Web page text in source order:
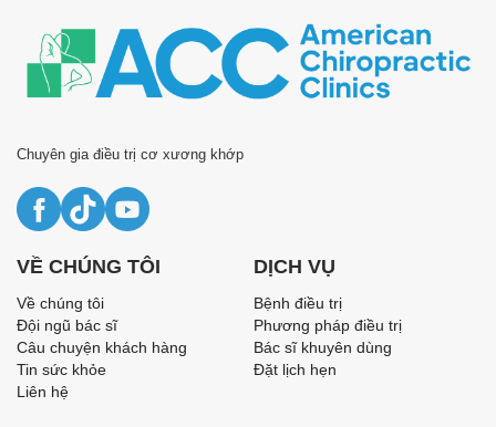
Chuyên gia điều trị cơ xương khớp
VỀ CHÚNG TÔI
Về chúng tôi
Đội ngũ bác sĩ
Câu chuyện khách hàng
Tin sức khỏe
Liên hệ
DỊCH VỤ
Bệnh điều trị
Phương pháp điều trị
Bác sĩ khuyên dùng
Đặt lịch hẹn